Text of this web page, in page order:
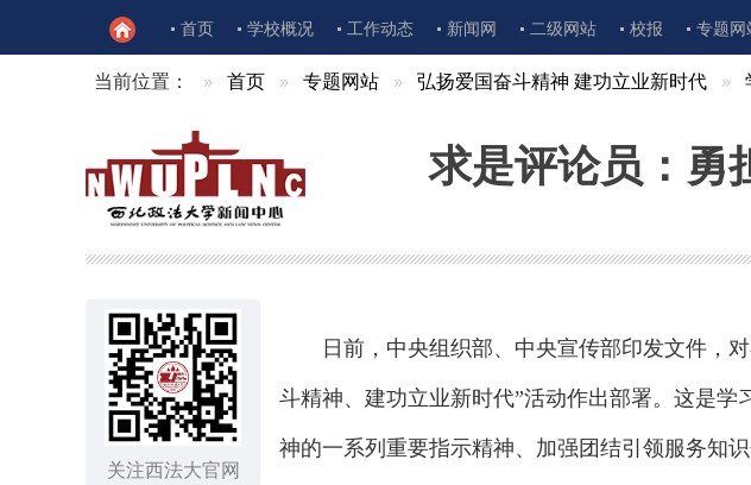
首页 学校概况 工作动态 新闻网 二级网站 校报 专题网
当前位置： 首页 专题网站 弘扬爱国奋斗精神 建功立业新时代
求是评论员：勇
关注西法大官网
日前，中央组织部、中央宣传部印发文件，对
斗精神、建功立业新时代”活动作出部署。这是
神的一系列重要指示精神、加强团结引领服务知